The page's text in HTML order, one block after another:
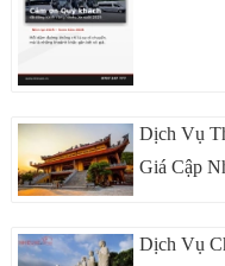
Dịch Vụ
Giá Cập
Dịch Vụ